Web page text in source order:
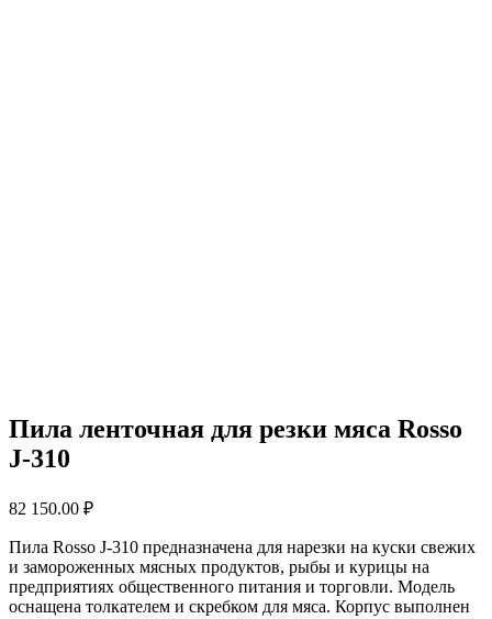
Пила ленточная для резки мяса Rosso
J-310
82 150.00 ₽
Пила Rosso J-310 предназначена для нарезки на куски свежих
и замороженных мясных продуктов, рыбы и курицы на
предприятиях общественного питания и торговли. Модель
оснащена толкателем и скребком для мяса. Корпус выполнен